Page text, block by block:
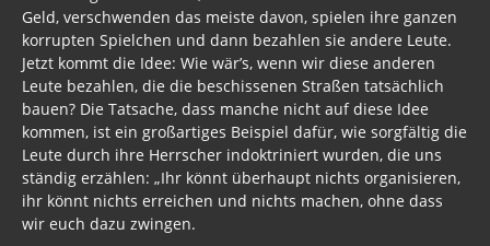
Geld, verschwenden das meiste davon, spielen ihre ganzen
korrupten Spielchen und dann bezahlen sie andere Leute.
Jetzt kommt die Idee: Wie wär’s, wenn wir diese anderen
Leute bezahlen, die die beschissenen Straßen tatsächlich
bauen? Die Tatsache, dass manche nicht auf diese Idee
kommen, ist ein großartiges Beispiel dafür, wie sorgfältig die
Leute durch ihre Herrscher indoktriniert wurden, die uns
ständig erzählen: „Ihr könnt überhaupt nichts organisieren,
ihr könnt nichts erreichen und nichts machen, ohne dass
wir euch dazu zwingen.